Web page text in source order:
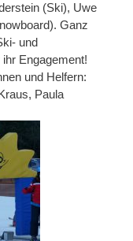
(Ski), Uwe
Ganz
und
Engagement!
und Helfern:
Paula